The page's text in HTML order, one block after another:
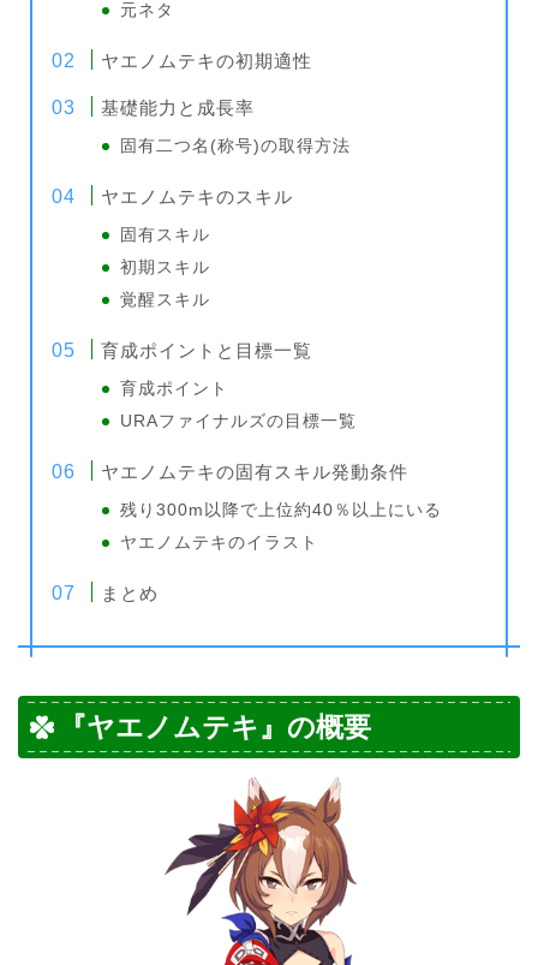
元ネタ
ヤエノムテキの初期適性
基礎能力と成長率
固有二つ名(称号)の取得方法
ヤエノムテキのスキル
固有スキル
初期スキル
覚醒スキル
育成ポイントと目標一覧
育成ポイント
URAファイナルズの目標一覧
ヤエノムテキの固有スキル発動条件
残り300m以降で上位約40％以上にいる
ヤエノムテキのイラスト
まとめ
『ヤエノムテキ』の概要